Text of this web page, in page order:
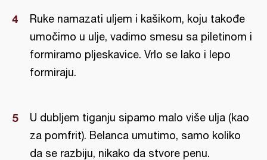
Ruke namazati uljem i kašikom, koju takođe
umočimo u ulje, vadimo smesu sa piletinom i
formiramo pljeskavice. Vrlo se lako i lepo
formiraju.
U dubljem tiganju sipamo malo više ulja (kao
za pomfrit). Belanca umutimo, samo koliko
da se razbiju, nikako da stvore penu.